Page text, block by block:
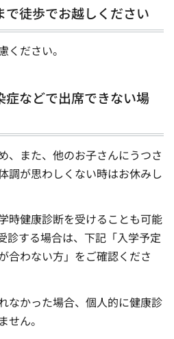
で徒歩でお越しください
ください。
症などで出席できない場
、また、他のお子さんにうつさ
調が思わしくない時はお休みし
時健康診断を受けることも可能
診する場合は、下記「入学予定
合わない方」をご確認くださ
なかった場合、個人的に健康診
せん。